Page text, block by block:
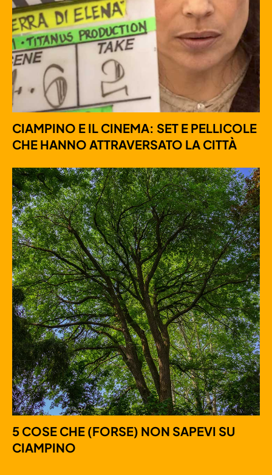
CIAMPINO E IL CINEMA: SET E PELLICOLE
CHE HANNO ATTRAVERSATO LA CITTÀ
5 COSE CHE (FORSE) NON SAPEVI SU
CIAMPINO